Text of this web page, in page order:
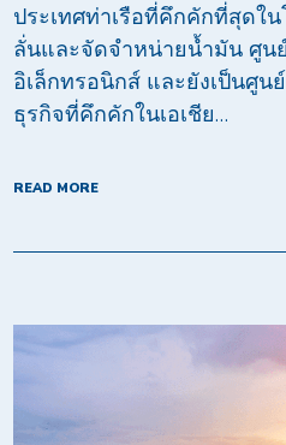
ประเทศท่าเรือที่คึกคักที่สุดใ
ลั่นและจัดจำหน่ายน้ำมัน ศูน
อิเล็กทรอนิกส์ และยังเป็นศูน
ธุรกิจที่คึกคักในเอเชีย…
READ MORE